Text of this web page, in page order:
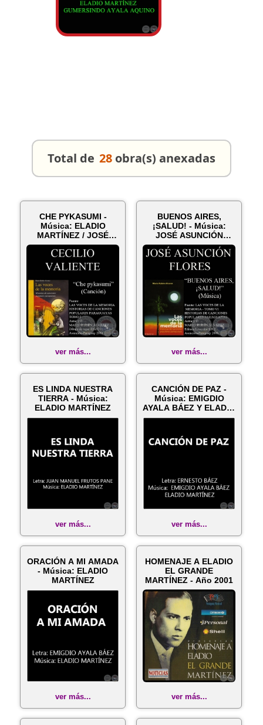
Total de 28 obra(s) anexadas
CHE PYKASUMI -
Música: ELADIO
MARTÍNEZ / JOSÉ
ASUNCIÓN FLORES
ver más...
BUENOS AIRES,
¡SALUD! - Música:
JOSÉ ASUNCIÓN
FLORES - Letra: MAN...
ver más...
ES LINDA NUESTRA
TIERRA - Música:
ELADIO MARTÍNEZ
ver más...
CANCIÓN DE PAZ -
Música: EMIGDIO
AYALA BÁEZ Y ELADIO
MARTÍNEZ
ver más...
ORACIÓN A MI AMADA
- Música: ELADIO
MARTÍNEZ
ver más...
HOMENAJE A ELADIO
EL GRANDE
MARTÍNEZ - Año 2001
ver más...